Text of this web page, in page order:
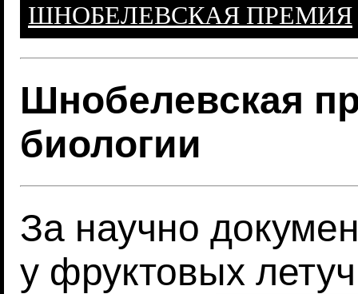
ШНОБЕЛЕВСКАЯ ПРЕМИЯ
Шнобелевская
биологии
За научно
у фруктовых